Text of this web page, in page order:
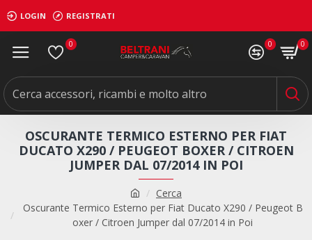
LOGIN REGISTRATI
0 0 0
Cerca
Oscurante Termico Esterno per Fiat Ducato X290 / Peugeot B
oxer / Citroen Jumper dal 07/2014 in Poi
OSCURANTE TERMICO ESTERNO PER FIAT
DUCATO X290 / PEUGEOT BOXER / CITROEN
JUMPER DAL 07/2014 IN POI